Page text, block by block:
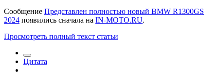
Сообщение Представлен полностью новый BMW R1300GS
2024 появились сначала на IN-MOTO.RU.
Просмотреть полный текст статьи
Цитата